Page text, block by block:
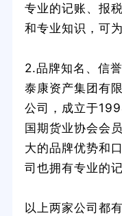
专业的记账、报
和专业知识，可
2.品牌知名、信
泰康资产集团有
公司，成立于
国期货业协会会
大的品牌优势和
司也拥有专业的
以上两家公司都